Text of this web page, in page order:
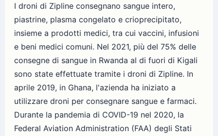
I droni di Zipline consegnano sangue intero,
piastrine, plasma congelato e crioprecipitato,
insieme a prodotti medici, tra cui vaccini, infusioni
e beni medici comuni. Nel 2021, più del 75% delle
consegne di sangue in Rwanda al di fuori di Kigali
sono state effettuate tramite i droni di Zipline. In
aprile 2019, in Ghana, l'azienda ha iniziato a
utilizzare droni per consegnare sangue e farmaci.
Durante la pandemia di COVID-19 nel 2020, la
Federal Aviation Administration (FAA) degli Stati